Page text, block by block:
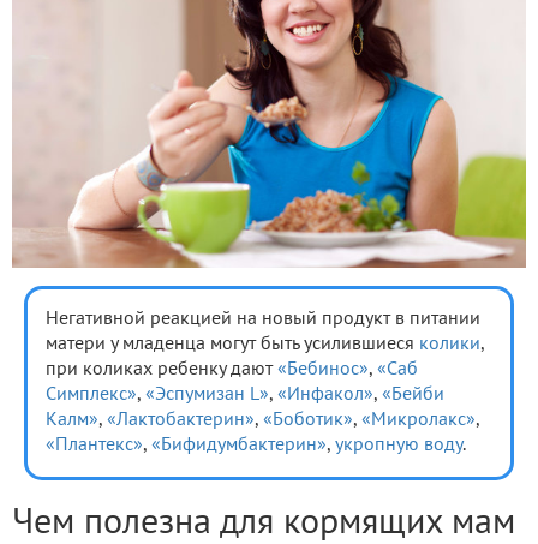
Негативной реакцией на новый продукт в питании
матери у младенца могут быть усилившиеся колики,
при коликах ребенку дают «Бебинос», «Саб
Симплекс», «Эспумизан L», «Инфакол», «Бейби
Калм», «Лактобактерин», «Боботик», «Микролакс»,
«Плантекс», «Бифидумбактерин», укропную воду.
Чем полезна для кормящих мам